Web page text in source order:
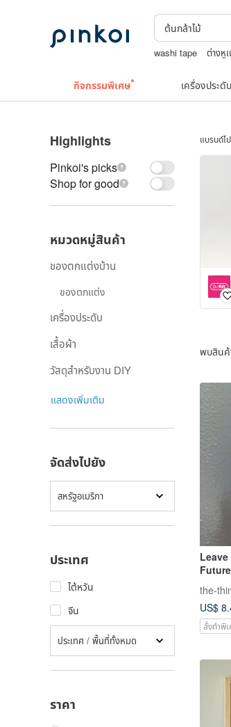
washi tape ต่างหู
กิจกรรมพิเศษ เครื่องประดับ
Highlights
Pinkoi's picks
Shop for good
หมวดหมู่สินค้า
ของตกแต่งบ้าน
ของตกแต่ง
เครื่องประดับ
เสื้อผ้า
วัสดุสำหรับงาน DIY
แสดงเพิ่มเติม
จัดส่งไปยัง
สหรัฐอเมริกา
ประเทศ
ไต้หวัน
จีน
ประเทศ / พื้นที่ทั้งหมด
ราคา
แบรนด์โ
พบสินค้
the-
US$
สั่งทำพิ